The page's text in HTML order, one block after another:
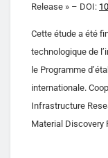
Release » – DOI:
Cette étude a été
technologique de
le Programme
internationale.
Infrastructure
Material Discovery